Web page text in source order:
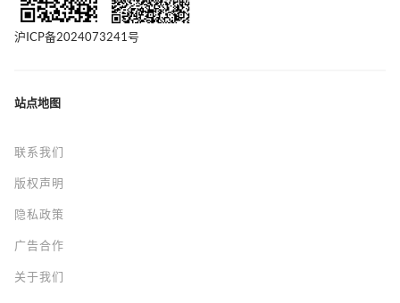
沪ICP备2024073241号
站点地图
联系我们
版权声明
隐私政策
广告合作
关于我们